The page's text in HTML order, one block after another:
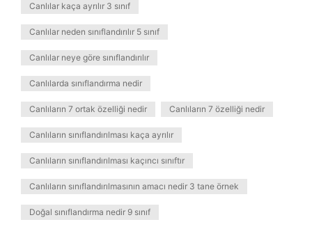
Canlılar kaça ayrılır 3 sınıf
Canlılar neden sınıflandırılır 5 sınıf
Canlılar neye göre sınıflandırılır
Canlılarda sınıflandırma nedir
Canlıların 7 ortak özelliği nedir Canlıların 7 özelliği nedir
Canlıların sınıflandırılması kaça ayrılır
Canlıların sınıflandırılması kaçıncı sınıftır
Canlıların sınıflandırılmasının amacı nedir 3 tane örnek
Doğal sınıflandırma nedir 9 sınıf